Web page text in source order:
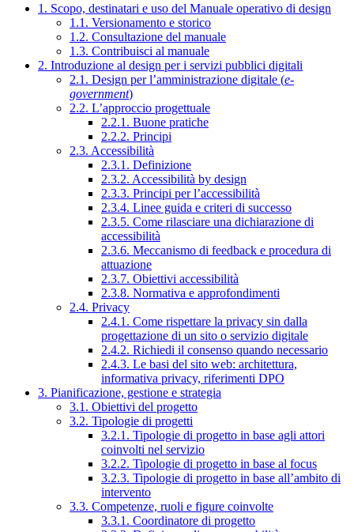
1. Scopo, destinatari e uso del Manuale operativo di design
1.1. Versionamento e storico
1.2. Consultazione del manuale
1.3. Contribuisci al manuale
2. Introduzione al design per i servizi pubblici digitali
2.1. Design per l’amministrazione digitale (e-
government)
2.2. L’approccio progettuale
2.2.1. Buone pratiche
2.2.2. Principi
2.3. Accessibilità
2.3.1. Definizione
2.3.2. Accessibilità by design
2.3.3. Principi per l’accessibilità
2.3.4. Linee guida e criteri di successo
2.3.5. Come rilasciare una dichiarazione di
accessibilità
2.3.6. Meccanismo di feedback e procedura di
attuazione
2.3.7. Obiettivi accessibilità
2.3.8. Normativa e approfondimenti
2.4. Privacy
2.4.1. Come rispettare la privacy sin dalla
progettazione di un sito o servizio digitale
2.4.2. Richiedi il consenso quando necessario
2.4.3. Le basi del sito web: architettura,
informativa privacy, riferimenti DPO
3. Pianificazione, gestione e strategia
3.1. Obiettivi del progetto
3.2. Tipologie di progetti
3.2.1. Tipologie di progetto in base agli attori
coinvolti nel servizio
3.2.2. Tipologie di progetto in base al focus
3.2.3. Tipologie di progetto in base all’ambito di
intervento
3.3. Competenze, ruoli e figure coinvolte
3.3.1. Coordinatore di progetto